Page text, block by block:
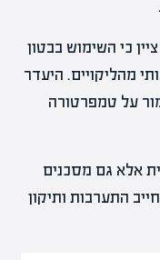
כי השימוש בבטון
מהליקויים. היעדר
על טמפרטורה
אלא גם מסכנים
התערבות ותיקון